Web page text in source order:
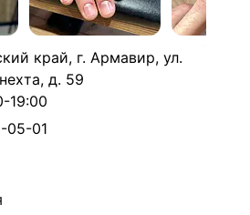
край, г. Армавир, ул.
д. 59
19:00
05-01